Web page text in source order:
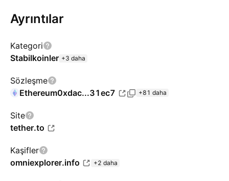
Ayrıntılar
Kategori
Stabilkoinler +3 daha
Sözleşme
Ethereum0xdac...31ec7 +81 daha
Site
tether.to
Kaşifler
omniexplorer.info
+2 daha